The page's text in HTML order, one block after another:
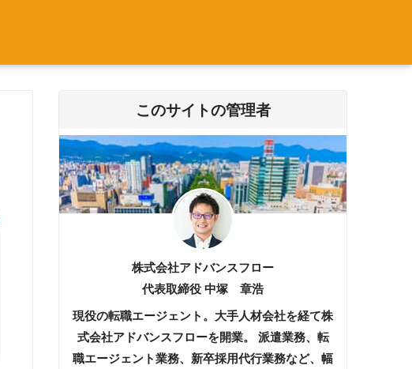
このサイトの管理者
株式会社アドバンスフロー
代表取締役 中塚 章浩
現役の転職エージェント。大手人材会社を経て株
式会社アドバンスフローを開業。 派遣業務、転
職エージェント業務、新卒採用代行業務など、幅